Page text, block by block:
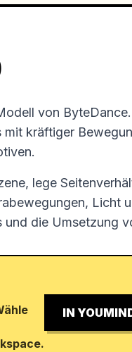
von
kräftiger
lege
Licht
die Umsetzung
IN